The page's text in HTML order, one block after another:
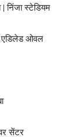
निंजा स्टेडियम
एडिलेड ओवल
सेंटर